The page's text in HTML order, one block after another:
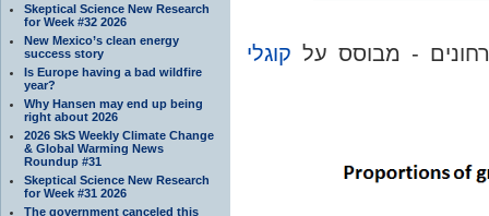
Skeptical Science New Research
for Week #32 2026
New Mexico’s clean energy
success story
Is Europe having a bad wildfire
year?
Why Hansen may end up being
right about 2026
2026 SkS Weekly Climate Change
& Global Warming News
Roundup #31
Skeptical Science New Research
for Week #31 2026
The government canceled this
קוגלי